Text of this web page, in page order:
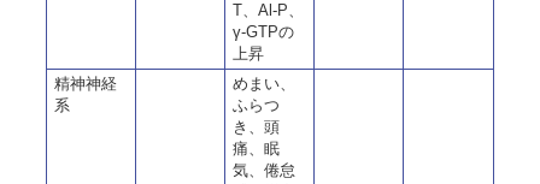
T、Al-P、
γ-GTPの
上昇
精神神経
系
めまい、
ふらつ
き、頭
痛、眠
気、倦怠